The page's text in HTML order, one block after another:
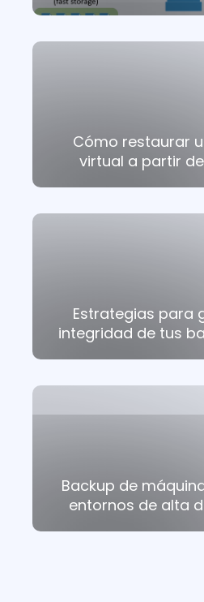
Cómo restaurar
virtual a partir
Estrategias para
integridad de tus
Backup de
entornos de alta